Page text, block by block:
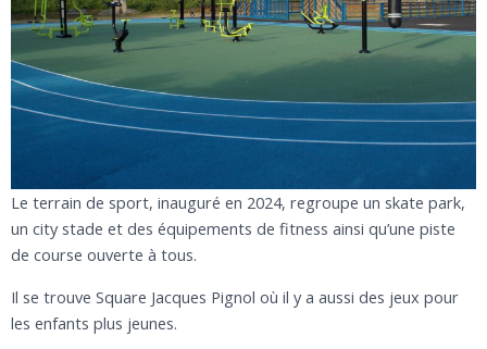
Le terrain de sport, inauguré en 2024, regroupe un skate park,
un city stade et des équipements de fitness ainsi qu’une piste
de course ouverte à tous.
Il se trouve Square Jacques Pignol où il y a aussi des jeux pour
les enfants plus jeunes.